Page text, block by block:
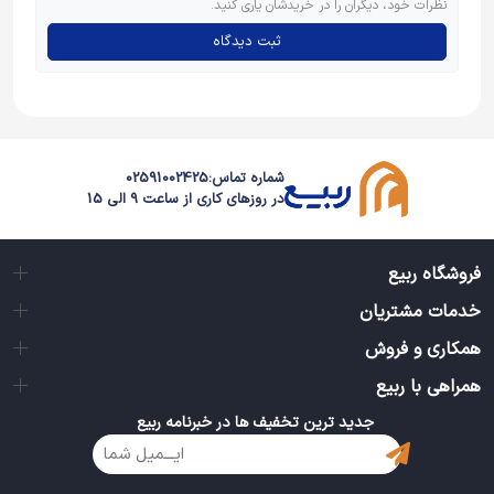
دریچه ای به دنیای دیگر بگشاییم؛ دنیایی که چهارچوب آن را
پاکی و صداقت و نیکی و ایمان تشکیل می دهد. این دنیا که
خاصیّت همان دریچه را دارد.
نظرات خود، دیگران را در خریدشان یاری کنید.
ثبت دیدگاه
شماره تماس:02591002425
در روزهای کاری از ساعت 9 الی 15
فروشگاه ربیع
خدمات مشتریان
همکاری و فروش
همراهی با ربیع
جدید ترین تخفیف ها در خبرنامه ربیع